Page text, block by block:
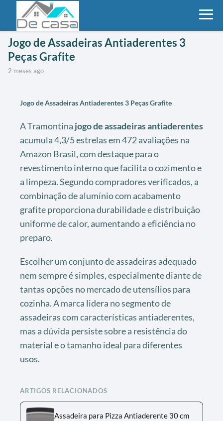
Jogo de Assadeiras Antiaderentes 3
Peças Grafite
2 meses ago
Jogo de Assadeiras Antiaderentes 3 Peças Grafite
A Tramontina jogo de assadeiras antiaderentes
acumula 4,3/5 estrelas em 472 avaliações na
Amazon Brasil, com destaque para o
revestimento interno que facilita o cozimento e
a limpeza. Segundo compradores verificados, a
combinação de alumínio com acabamento
grafite proporciona durabilidade e distribuição
uniforme de calor, aumentando a eficiência no
preparo.
Escolher um conjunto de assadeiras adequado
nem sempre é simples, especialmente diante de
tantas opções no mercado de utensílios para
cozinha. A marca lidera no segmento de
assadeiras com características antiaderentes,
mas a dúvida persiste sobre a resistência do
material e o tamanho ideal para diferentes
usos.
ARTIGOS RELACIONADOS
Assadeira para Pizza Antiaderente 30 cm